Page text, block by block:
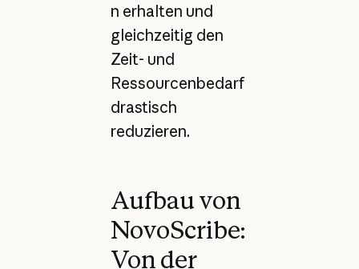
n erhalten und
gleichzeitig den
Zeit- und
Ressourcenbedarf
drastisch
reduzieren.
Aufbau von
NovoScribe:
Von der